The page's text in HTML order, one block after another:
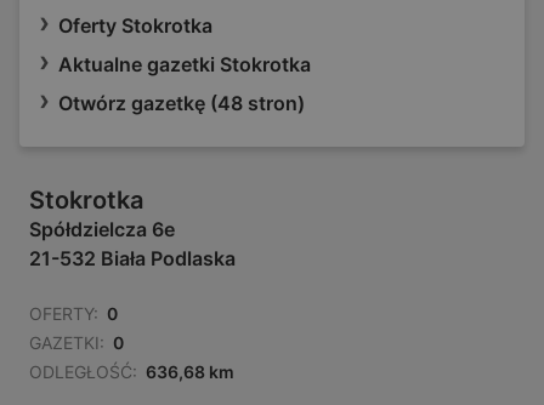
Oferty Stokrotka
Aktualne gazetki Stokrotka
Otwórz gazetkę (48 stron)
Stokrotka
Spółdzielcza 6e
21-532 Biała Podlaska
OFERTY: 0
GAZETKI: 0
ODLEGŁOŚĆ: 636,68 km